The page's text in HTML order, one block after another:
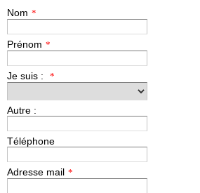
Nom *
Prénom *
Je suis : *
Autre :
Téléphone
Adresse mail *